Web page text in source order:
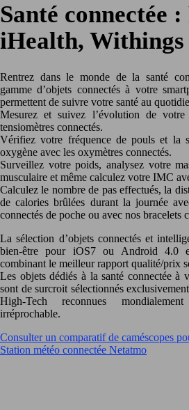
Santé connectée
iHealth, Withings
Rentrez dans le monde de la santé
gamme d’objets connectés à votre
permettent de suivre votre santé au
Mesurez et suivez l’évolution de
tensiomètres connectés.
Vérifiez votre fréquence de pouls et la
oxygène avec les oxymètres connectés.
Surveillez votre poids, analysez votre
musculaire et même calculez votre IMC
Calculez le nombre de pas effectués, la
de calories brûlées durant la journée
connectés de poche ou avec nos bracelets
La sélection d’objets connectés et
bien-être pour iOS7 ou Android 4.0
combinant le meilleur rapport qualité/prix
Les objets dédiés à la santé connectée à
sont de surcroit sélectionnés
High-Tech reconnues
irréprochable.
Consulter un comparatif de caméscopes
Station météo connectée Netatmo